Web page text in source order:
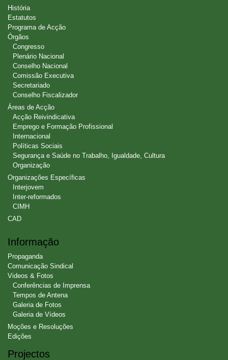
História
Estatutos
Programa de Acção
Órgãos
Congresso
Plenário Nacional
Conselho Nacional
Comissão Executiva
Secretariado
Conselho Fiscalizador
Áreas de Acção
Acção Reivindicativa
Emprego e Formação Profissional
Internacional
Políticas Sociais
Segurança e Saúde no Trabalho, Igualdade, Cultura
Organização
Organizações Específicas
Interjovem
Inter-reformados
CIMH
CAD
Informação
Propaganda
Comunicação Sindical
Videos & Fotos
Conferências de Imprensa
Tempos de Antena
Galeria de Fotos
Galeria de Vídeos
Moções e Resoluções
Edições
Projectos